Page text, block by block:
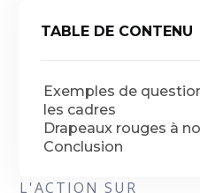
TABLE DE CONTENU
Exemples de
les cadres
Drapeaux rouges à
Conclusion
L'ACTION SUR